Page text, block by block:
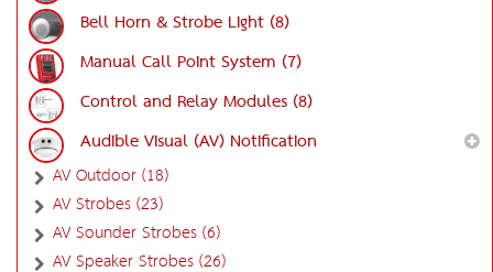
Bell Horn & Strobe Light (8)
Manual Call Point System (7)
Control and Relay Modules (8)
Audible Visual (AV) Notification
AV Outdoor (18)
AV Strobes (23)
AV Sounder Strobes (6)
AV Speaker Strobes (26)